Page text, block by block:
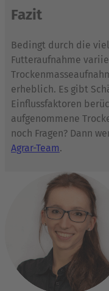
Fazit
Bedingt durch die
Futteraufnahme
erheblich. Es gibt
Einflussfaktoren
aufgenommene
noch Fragen? Dann
Agrar-Team.